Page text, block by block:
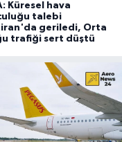
Küresel hava
talebi
geriledi, Orta
trafiği sert düştü